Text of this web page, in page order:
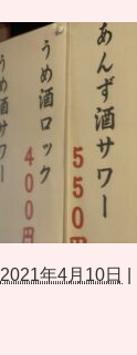
2021年4月10日